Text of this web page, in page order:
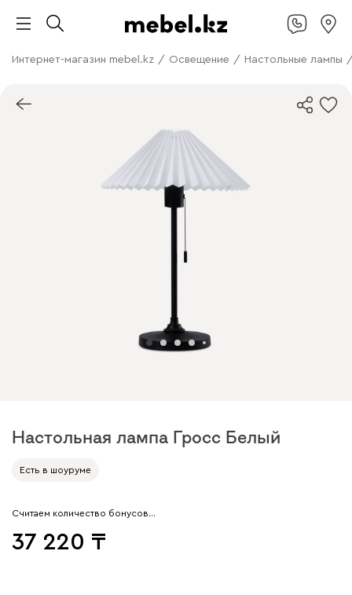
Интернет-магазин mebel.kz / Освещение / Настольные лампы
Настольная лампа Гросс Белый
Есть в шоуруме
Считаем количество бонусов…
37 220